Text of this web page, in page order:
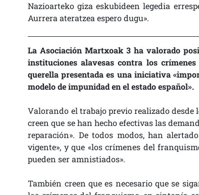
Nazioarteko giza eskubideen legedia
Aurrera ateratzea espero dugu».
La Asociación Martxoak 3 ha valorado
instituciones alavesas contra los
querella presentada es una iniciativa
modelo de impunidad en el estado español».
Valorando el trabajo previo realizado
creen que se han hecho efectivas las
reparación». De todos modos, han
vigente», y que «los crímenes del
pueden ser amnistiados».
También creen que es necesario que se